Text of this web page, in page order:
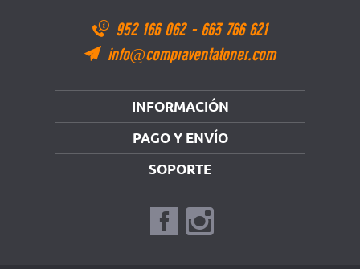
952 166 062 - 663 766 621
info@compraventatoner.com
INFORMACIÓN
PAGO Y ENVÍO
SOPORTE